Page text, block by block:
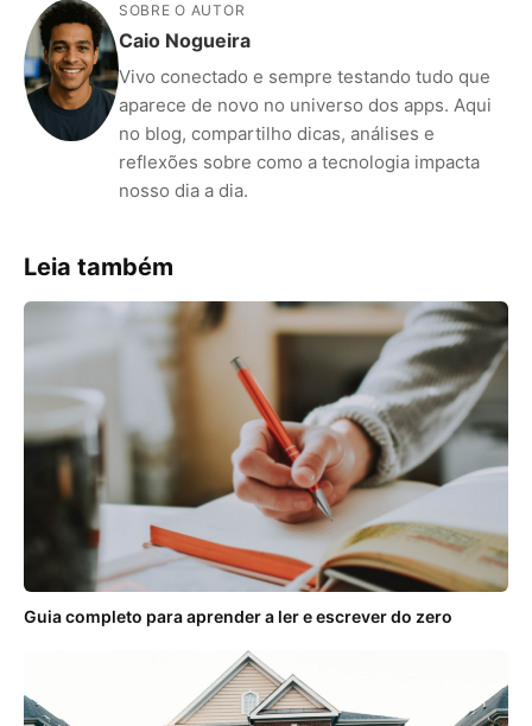
SOBRE O AUTOR
Caio Nogueira
Vivo conectado e sempre testando tudo que
aparece de novo no universo dos apps. Aqui
no blog, compartilho dicas, análises e
reflexões sobre como a tecnologia impacta
nosso dia a dia.
Leia também
Guia completo para aprender a ler e escrever do zero